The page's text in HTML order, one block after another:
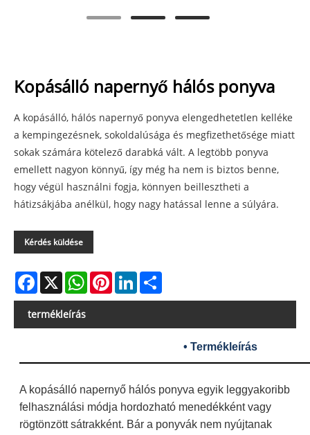
Kopásálló napernyő hálós ponyva
A kopásálló, hálós napernyő ponyva elengedhetetlen kelléke
a kempingezésnek, sokoldalúsága és megfizethetősége miatt
sokak számára kötelező darabká vált. A legtöbb ponyva
emellett nagyon könnyű, így még ha nem is biztos benne,
hogy végül használni fogja, könnyen beillesztheti a
hátizsákjába anélkül, hogy nagy hatással lenne a súlyára.
Kérdés küldése
Facebook
X WhatsAppPinterestLinkedIn
termékleírás
• Termékleírás
A kopásálló napernyő hálós ponyva egyik leggyakoribb
felhasználási módja hordozható menedékként vagy
rögtönzött sátrakként. Bár a ponyvák nem nyújtanak